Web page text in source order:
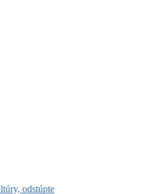
odstúpte